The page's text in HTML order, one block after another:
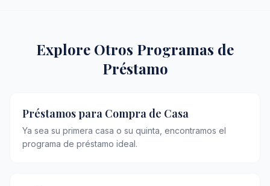
Explore Otros Programas de
Préstamo
Préstamos para Compra de Casa
Ya sea su primera casa o su quinta, encontramos el
programa de préstamo ideal.